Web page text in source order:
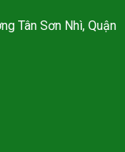
Tân Sơn Nhì, Quận